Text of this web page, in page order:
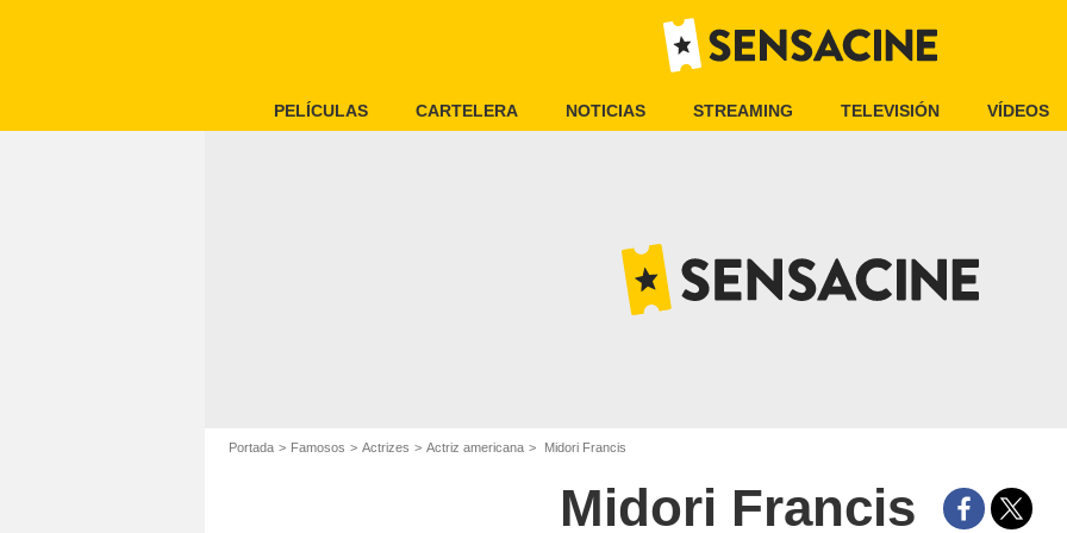
PELÍCULAS CARTELERA NOTICIAS STREAMING TELEVISIÓN VÍDEOS
Portada Famosos Actrizes Actriz americana Midori Francis
Midori Francis